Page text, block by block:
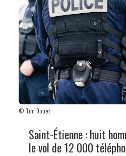
© Tim Douet
Saint-Étienne : huit
le vol de 12 000